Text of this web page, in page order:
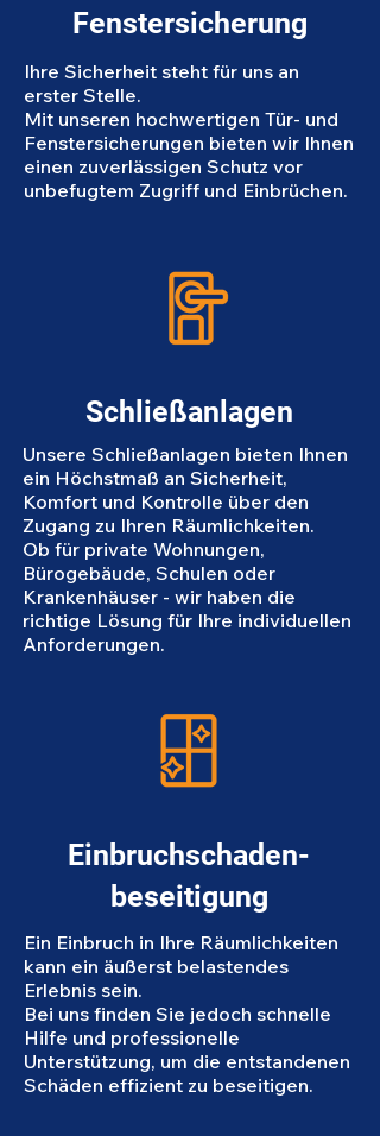
Fenstersicherung
Ihre Sicherheit steht für uns an
erster Stelle.
Mit unseren hochwertigen Tür- und
Fenstersicherungen bieten wir Ihnen
einen zuverlässigen Schutz vor
unbefugtem Zugriff und Einbrüchen.
Schließanlagen
Unsere Schließanlagen bieten Ihnen
ein Höchstmaß an Sicherheit,
Komfort und Kontrolle über den
Zugang zu Ihren Räumlichkeiten.
Ob für private Wohnungen,
Bürogebäude, Schulen oder
Krankenhäuser - wir haben die
richtige Lösung für Ihre individuellen
Anforderungen.
Einbruchschaden-
beseitigung
Ein Einbruch in Ihre Räumlichkeiten
kann ein äußerst belastendes
Erlebnis sein.
Bei uns finden Sie jedoch schnelle
Hilfe und professionelle
Unterstützung, um die entstandenen
Schäden effizient zu beseitigen.